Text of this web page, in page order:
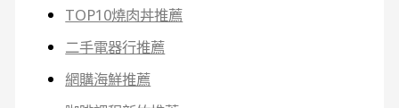
TOP10燒肉丼推薦
二手電器行推薦
網購海鮮推薦